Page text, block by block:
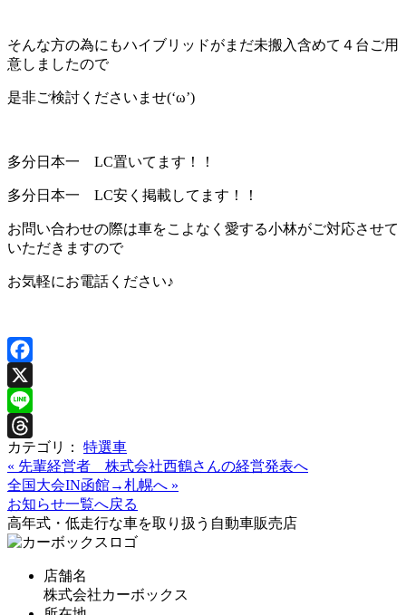
そんな方の為にもハイブリッドがまだ未搬入含めて４台ご用
意しましたので
是非ご検討くださいませ(‘ω’)
多分日本一 LC置いてます！！
多分日本一 LC安く掲載してます！！
お問い合わせの際は車をこよなく愛する小林がご対応させて
いただきますので
お気軽にお電話ください♪
Facebook
X
Line
Threads
カテゴリ：
特選車
« 先輩経営者 株式会社西鶴さんの経営発表へ
全国大会IN函館→札幌へ »
お知らせ一覧へ戻る
高年式・低走行な車を取り扱う自動車販売店
店舗名
株式会社カーボックス